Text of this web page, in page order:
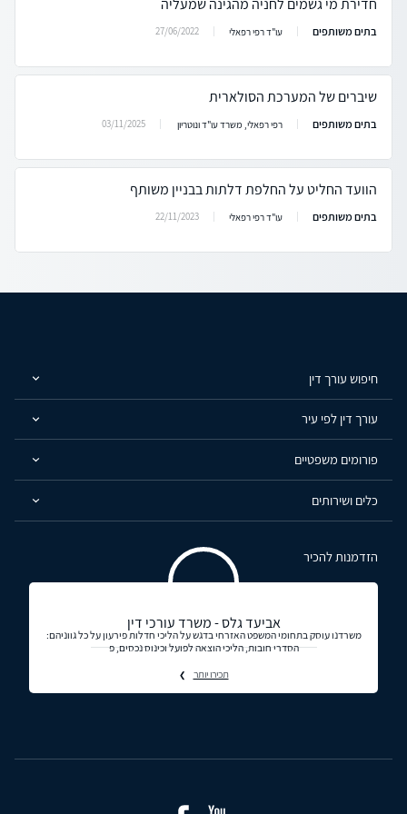
חדירת מי גשמים לחניה מהגינה שמעליה
בתים משותפים עו"ד רפי רפאלי 27/06/2022
שיברים של המערכת הסולארית
בתים משותפים רפי רפאלי, משרד עו"ד ונוטריון 03/11/2025
הוועד החליט על החלפת דלתות בבניין משותף
בתים משותפים עו"ד רפי רפאלי 22/11/2023
חיפוש עורך דין
עורך דין לפי עיר
פורומים משפטיים
כלים ושירותים
הזדמנות להכיר
אביעד גלס - משרד עורכי דין
משרדנו עוסק בתחומי המשפט האזרחי בדגש על הליכי חדלות פירעון על כל גווניהם:
הסדרי חובות, הליכי הוצאה לפועל וכינוס נכסים, פ
תכירו יותר